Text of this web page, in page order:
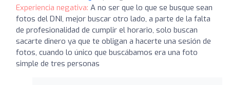
Experiencia negativa: A no ser que lo que se busque sean
fotos del DNI, mejor buscar otro lado, a parte de la falta
de profesionalidad de cumplir el horario, solo buscan
sacarte dinero ya que te obligan a hacerte una sesión de
fotos, cuando lo único que buscábamos era una foto
simple de tres personas